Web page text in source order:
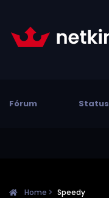
Fórum Status
Home Speedy